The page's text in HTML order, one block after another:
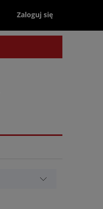
Zaloguj się